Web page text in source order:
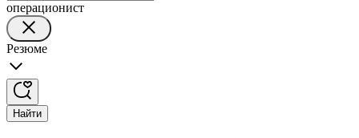
операционист
Резюме
Найти